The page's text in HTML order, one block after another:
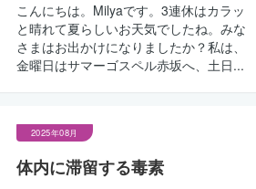
こんにちは。Milyaです。3連休はカラッ
と晴れて夏らしいお天気でしたね。みな
さまはお出かけになりましたか？私は、
金曜日はサマーゴスペル赤坂へ、土日...
2025年08月
体内に滞留する毒素